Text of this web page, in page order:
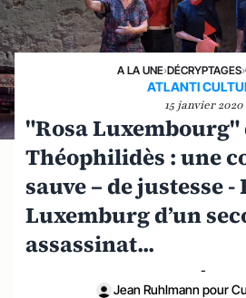
A LA UNE›DÉCRYPTAGES›
ATLANTI
15 janvier 2020
"Rosa Luxembourg"
Théophilidès : une
sauve – de justesse -
Luxemburg d’un
assassinat...
-
Jean Ruhlmann pour